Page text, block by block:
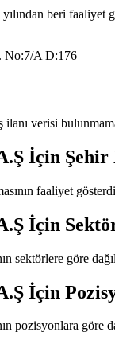
beri
No:7/A D:176
ilanı verisi
İçin Şehir
faaliyet
İçin
sektörlere göre
İçin
pozisyonlara göre